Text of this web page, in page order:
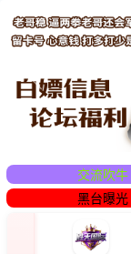
Previous
交流吹牛
黑台曝光